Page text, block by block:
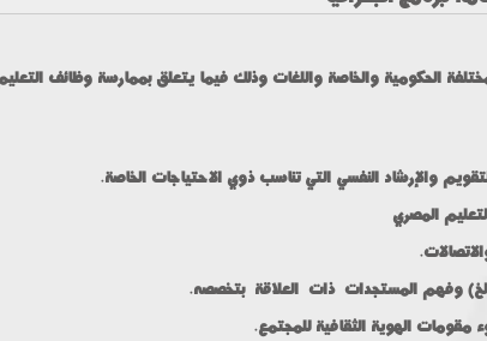
الحكومية والخاصة واللغات وذلك فيما يتعلق بممارسة وظائف